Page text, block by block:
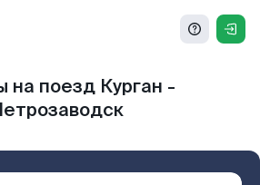
на поезд Курган -